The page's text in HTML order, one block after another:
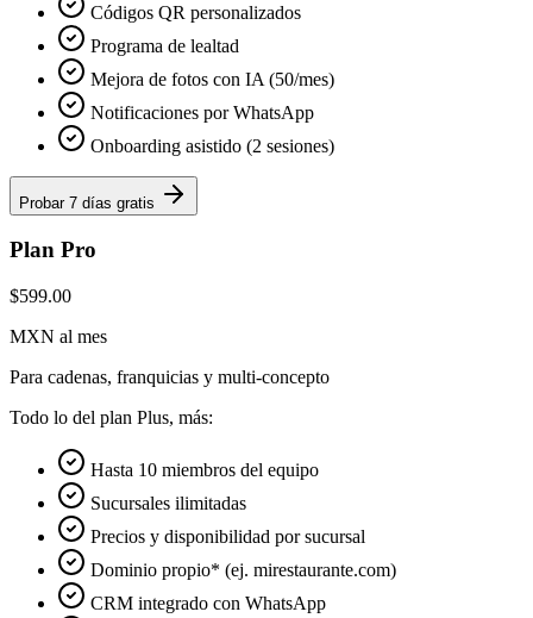
Códigos QR personalizados
Programa de lealtad
Mejora de fotos con IA (50/mes)
Notificaciones por WhatsApp
Onboarding asistido (2 sesiones)
Probar 7 días gratis
Plan Pro
$599.00
MXN al mes
Para cadenas, franquicias y multi-concepto
Todo lo del plan Plus, más:
Hasta 10 miembros del equipo
Sucursales ilimitadas
Precios y disponibilidad por sucursal
Dominio propio* (ej. mirestaurante.com)
CRM integrado con WhatsApp